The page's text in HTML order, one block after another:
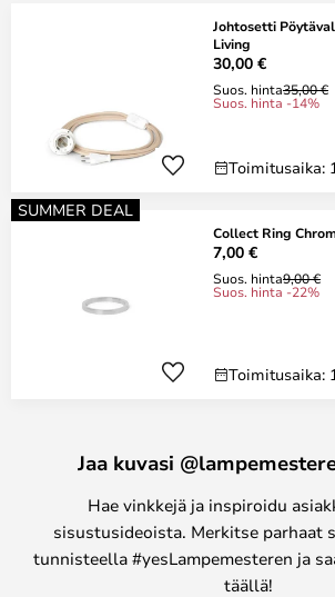
Johtosetti
Living
30,00 €
Suos. hinta35,00 €
Suos. hinta -14%
Toimitusaika:
SUMMER DEAL
Collect Ring
7,00 €
Suos. hinta9,00 €
Suos. hinta -22%
Toimitusaika:
Jaa kuvasi
Hae vinkkejä ja inspiroidu
sisustusideoista. Merkitse parhaat
tunnisteella #yesLampemesteren ja
täällä!